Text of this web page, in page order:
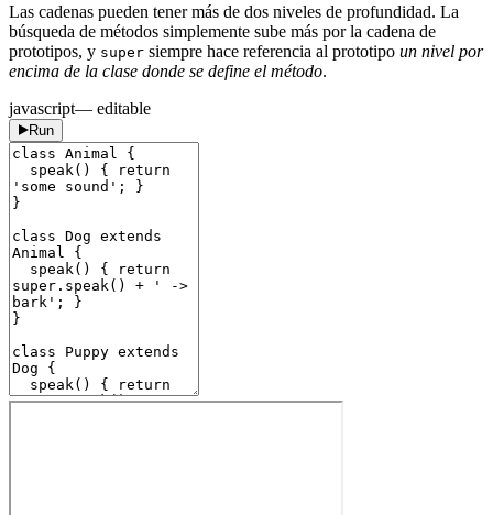
Las cadenas pueden tener más de dos niveles de profundidad. La
búsqueda de métodos simplemente sube más por la cadena de
prototipos, y super siempre hace referencia al prototipo un nivel por
encima de la clase donde se define el método.
javascript— editable
Run